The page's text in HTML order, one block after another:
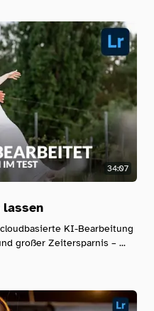
34:07
KI-Bearbeitung
großer Zeitersparnis – ...